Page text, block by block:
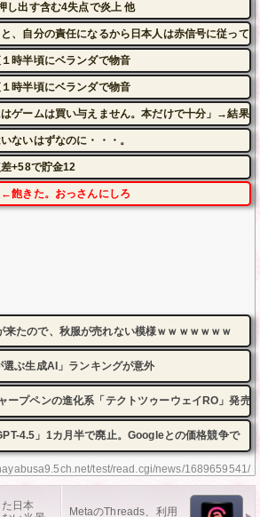
test/read.cgi/news/1689659541/
し出す含む4失点で炎上 他
、自分の責任になるから日本人は赤信号に従って
時半頃にベランダで物音
時半頃にベランダで物音
はゲームは買い与えません。本だけで十分」→結果
ないはずなのに・・・。
+58で貯金12
飽きた。おっさんにしろ
来たので、秋服が売れない模様ｗｗｗｗｗｗｗ
選ぶ生成AI」ランキングが意外
ープペンの進化系「テクトツゥーウェイRO」発売
4.5」1カ月半で廃止。Googleとの価格競争で
日本
MetaのThreads、利用